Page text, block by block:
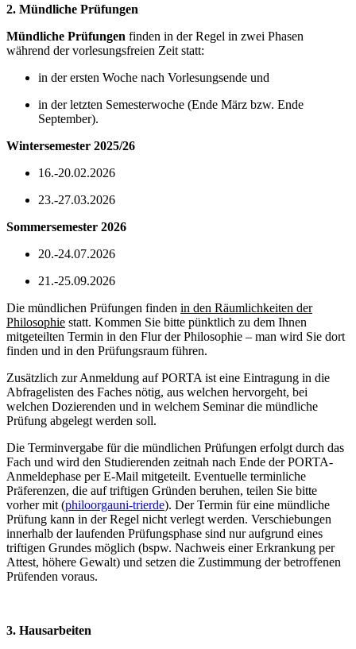
2. Mündliche Prüfungen
Mündliche Prüfungen finden in der Regel in zwei Phasen
während der vorlesungsfreien Zeit statt:
in der ersten Woche nach Vorlesungsende und
in der letzten Semesterwoche (Ende März bzw. Ende
September).
Wintersemester 2025/26
16.-20.02.2026
23.-27.03.2026
Sommersemester 2026
20.-24.07.2026
21.-25.09.2026
Die mündlichen Prüfungen finden in den Räumlichkeiten der
Philosophie statt. Kommen Sie bitte pünktlich zu dem Ihnen
mitgeteilten Termin in den Flur der Philosophie – man wird Sie dort
finden und in den Prüfungsraum führen.
Zusätzlich zur Anmeldung auf PORTA ist eine Eintragung in die
Abfragelisten des Faches nötig, aus welchen hervorgeht, bei
welchen Dozierenden und in welchem Seminar die mündliche
Prüfung abgelegt werden soll.
Die Terminvergabe für die mündlichen Prüfungen erfolgt durch das
Fach und wird den Studierenden zeitnah nach Ende der PORTA-
Anmeldephase per E-Mail mitgeteilt. Eventuelle terminliche
Präferenzen, die auf triftigen Gründen beruhen, teilen Sie bitte
vorher mit (philoorgauni-trierde). Der Termin für eine mündliche
Prüfung kann in der Regel nicht verlegt werden. Verschiebungen
innerhalb der laufenden Prüfungsphase sind nur aufgrund eines
triftigen Grundes möglich (bspw. Nachweis einer Erkrankung per
Attest, höhere Gewalt) und setzen die Zustimmung der betroffenen
Prüfenden voraus.
3. Hausarbeiten